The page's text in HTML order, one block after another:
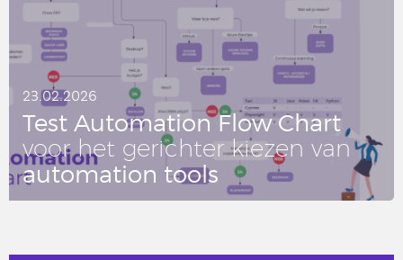
23.02.2026
Test Au­to­ma­ti­on Flow Chart
voor het ge­rich­ter kiezen van
au­to­ma­ti­on tools